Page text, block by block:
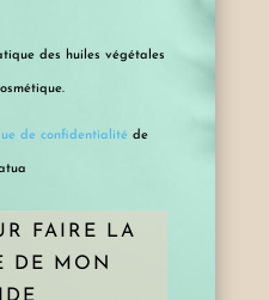
des huiles végétales
de confidentialité de
FAIRE LA
DE MON